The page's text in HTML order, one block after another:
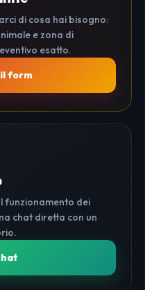
di cosa hai bisogno:
e zona di
esatto.
form
funzionamento dei
chat diretta con un